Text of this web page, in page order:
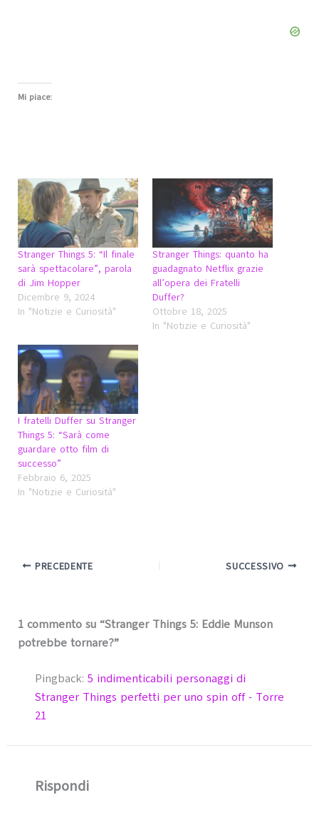
Mi piace:
Stranger Things 5: “Il finale
sarà spettacolare”, parola
di Jim Hopper
Dicembre 9, 2024
In "Notizie e Curiosità"
Stranger Things: quanto ha
guadagnato Netflix grazie
all’opera dei Fratelli
Duffer?
Ottobre 18, 2025
In "Notizie e Curiosità"
I fratelli Duffer su Stranger
Things 5: “Sarà come
guardare otto film di
successo”
Febbraio 6, 2025
In "Notizie e Curiosità"
PRECEDENTE SUCCESSIVO
1 commento su “Stranger Things 5: Eddie Munson
potrebbe tornare?”
Pingback: 5 indimenticabili personaggi di
Stranger Things perfetti per uno spin off - Torre
21
Rispondi